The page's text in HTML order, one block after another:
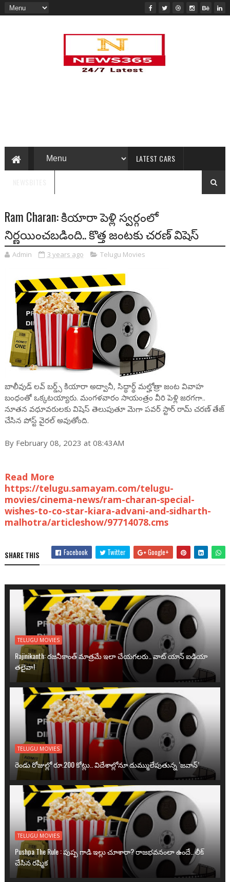
LATEST CARS
Ram Charan: కియారా పెళ్లి స్వర్గంలో
నిర్ణయించబడింది.. కొత్త జంటకు చరణ్ విషెస్
Admin 3 years ago Telugu Movies
బాలీవుడ్ లవ్ బర్డ్స్ కియారా అద్వానీ, సిద్ధార్థ్ మల్హోత్రా జంట వివాహ
బంధంతో ఒక్కటయ్యారు. మంగళవారం సాయంత్రం వీరి పెళ్లి జరగగా..
నూతన వధూవరులకు విషెస్ తెలుపుతూ మెగా పవర్ స్టార్ రామ్ చరణ్ తేజ్
చేసిన పోస్ట్ వైరల్ అవుతోంది.
By February 08, 2023 at 08:43AM
Read More
https://telugu.samayam.com/telugu-
movies/cinema-news/ram-charan-special-
wishes-to-co-star-kiara-advani-and-sidharth-
malhotra/articleshow/97714078.cms
SHARE THIS Facebook Twitter Google+
TELUGU MOVIES
Rajinikanth: రజనీకాంత్ మాత్రమే ఇలా చేయగలరు.. వాట్ యాన్ ఐడియా
తలైవా!
TELUGU MOVIES
రెండు రోజుల్లో రూ.200 కోట్లు.. విదేశాల్లోనూ దుమ్ములేపుతున్న ‘జవాన్’
TELUGU MOVIES
Pushpa The Rule : పుష్ప గాడి ఇల్లు చూశారా? రాజభవనంలా ఉందే.. లీక్
చేసిన రష్మిక